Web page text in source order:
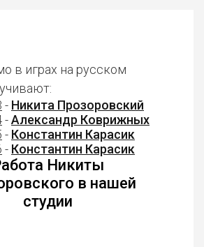
в играх на русском
- Никита Прозоровский
-Александр Коврижных
- Константин Карасик
- Константин Карасик
Никиты
в нашей
студии